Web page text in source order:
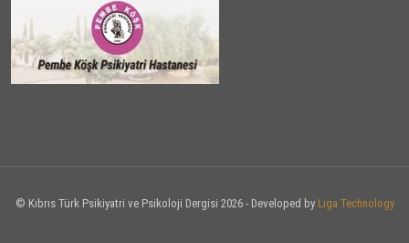
© Kıbrıs Türk Psikiyatri ve Psikoloji Dergisi 2026 - Developed by Liga Technology